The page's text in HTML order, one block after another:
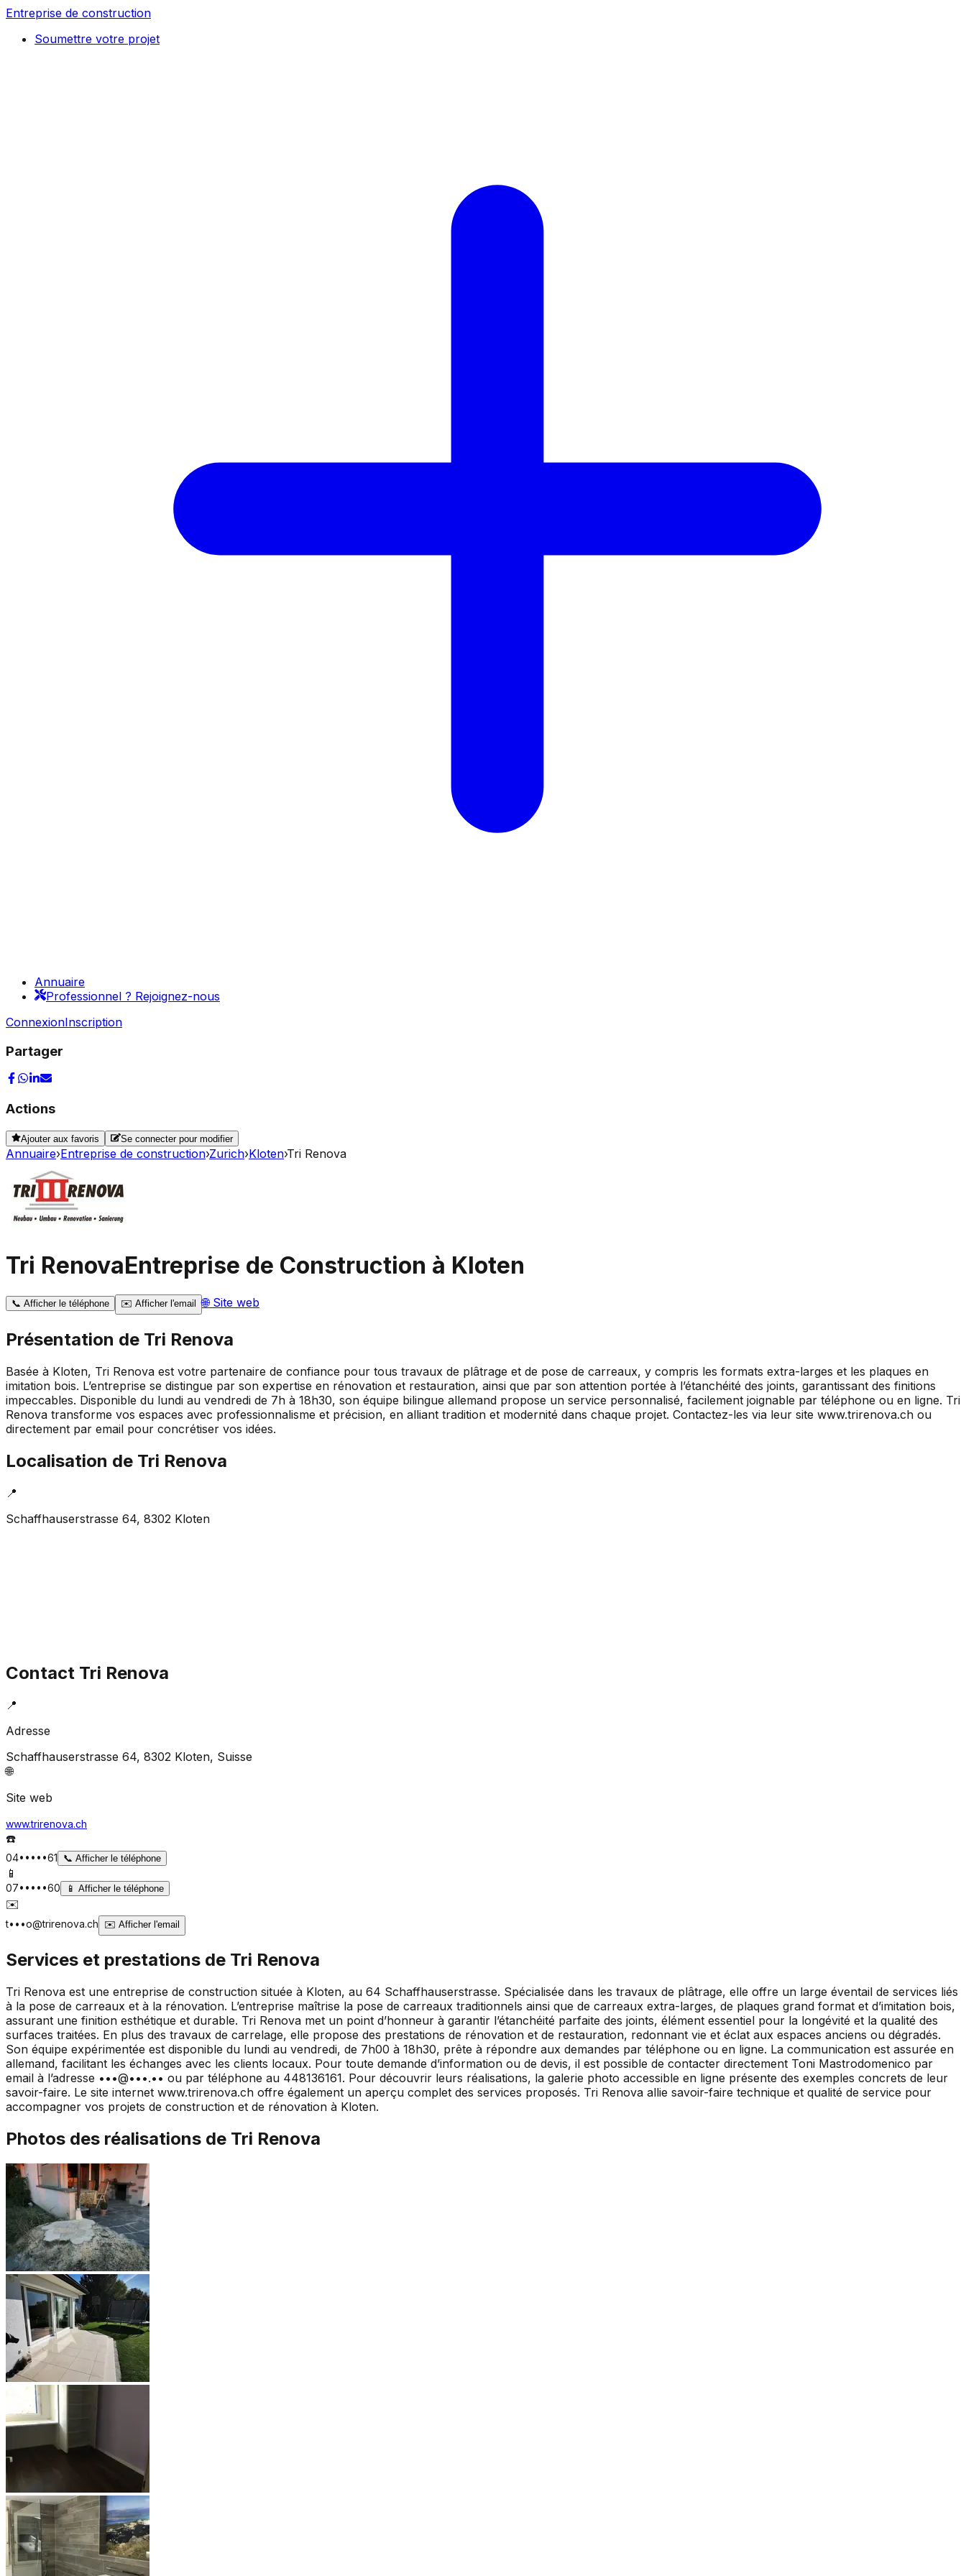
Entreprise de construction
Soumettre votre projet
Annuaire
Professionnel ? Rejoignez-nous
ConnexionInscription
Partager
Actions
Ajouter aux favoris Se connecter pour modifier
Annuaire›Entreprise de construction›Zurich›Kloten›Tri Renova
Tri RenovaEntreprise de Construction à Kloten
📞 Afficher le téléphone ✉️ Afficher l'email 🌐Site web
Présentation de Tri Renova
Basée à Kloten, Tri Renova est votre partenaire de confiance pour tous travaux de plâtrage et de pose de carreaux, y compris les formats extra-larges et les plaques en
imitation bois. L’entreprise se distingue par son expertise en rénovation et restauration, ainsi que par son attention portée à l’étanchéité des joints, garantissant des finitions
impeccables. Disponible du lundi au vendredi de 7h à 18h30, son équipe bilingue allemand propose un service personnalisé, facilement joignable par téléphone ou en ligne. Tri
Renova transforme vos espaces avec professionnalisme et précision, en alliant tradition et modernité dans chaque projet. Contactez-les via leur site www.trirenova.ch ou
directement par email pour concrétiser vos idées.
Localisation de Tri Renova
📍
Schaffhauserstrasse 64, 8302 Kloten
Contact Tri Renova
📍
Adresse
Schaffhauserstrasse 64, 8302 Kloten, Suisse
🌐
Site web
www.trirenova.ch
☎️
04•••••61 📞 Afficher le téléphone
📱
07•••••60 📱 Afficher le téléphone
✉️
t•••o@trirenova.ch ✉️ Afficher l'email
Services et prestations de Tri Renova
Tri Renova est une entreprise de construction située à Kloten, au 64 Schaffhauserstrasse. Spécialisée dans les travaux de plâtrage, elle offre un large éventail de services liés
à la pose de carreaux et à la rénovation. L’entreprise maîtrise la pose de carreaux traditionnels ainsi que de carreaux extra-larges, de plaques grand format et d’imitation bois,
assurant une finition esthétique et durable. Tri Renova met un point d’honneur à garantir l’étanchéité parfaite des joints, élément essentiel pour la longévité et la qualité des
surfaces traitées. En plus des travaux de carrelage, elle propose des prestations de rénovation et de restauration, redonnant vie et éclat aux espaces anciens ou dégradés.
Son équipe expérimentée est disponible du lundi au vendredi, de 7h00 à 18h30, prête à répondre aux demandes par téléphone ou en ligne. La communication est assurée en
allemand, facilitant les échanges avec les clients locaux. Pour toute demande d’information ou de devis, il est possible de contacter directement Toni Mastrodomenico par
email à l’adresse •••@•••.•• ou par téléphone au 448136161. Pour découvrir leurs réalisations, la galerie photo accessible en ligne présente des exemples concrets de leur
savoir-faire. Le site internet www.trirenova.ch offre également un aperçu complet des services proposés. Tri Renova allie savoir-faire technique et qualité de service pour
accompagner vos projets de construction et de rénovation à Kloten.
Photos des réalisations de Tri Renova